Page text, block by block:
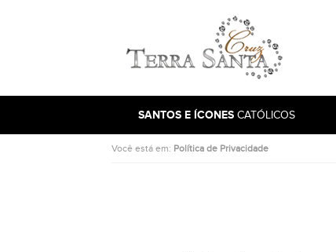
Ir para a página inicial
SANTOS E ÍCONES CATÓLICOS
Você está em: Política de Privacidade